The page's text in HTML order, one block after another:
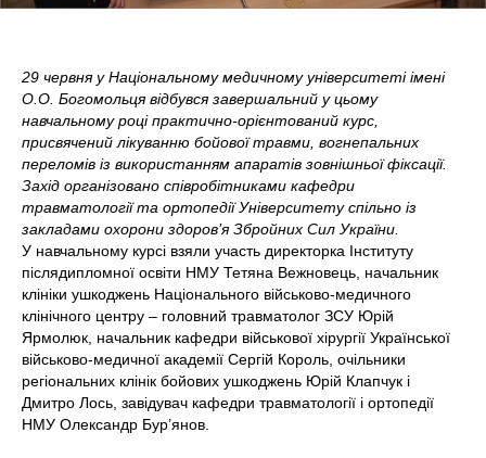
29 червня у Національному медичному університеті імені
О.О. Богомольця відбувся завершальний у цьому
навчальному році практично-орієнтований курс,
присвячений лікуванню бойової травми, вогнепальних
переломів із використанням апаратів зовнішньої фіксації.
Захід організовано співробітниками кафедри
травматології та ортопедії Університету спільно із
закладами охорони здоров’я Збройних Сил України.
У навчальному курсі взяли участь директорка Інституту
післядипломної освіти НМУ Тетяна Вежновець, начальник
клініки ушкоджень Національного військово-медичного
клінічного центру – головний травматолог ЗСУ Юрій
Ярмолюк, начальник кафедри військової хірургії Української
військово-медичної академії Сергій Король, очільники
регіональних клінік бойових ушкоджень Юрій Клапчук і
Дмитро Лось, завідувач кафедри травматології і ортопедії
НМУ Олександр Бур’янов.